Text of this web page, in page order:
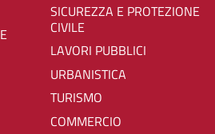
SICUREZZA E PROTEZIONE
CIVILE
LAVORI PUBBLICI
URBANISTICA
TURISMO
COMMERCIO